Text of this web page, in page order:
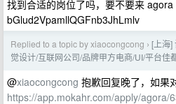
找到合适的岗位了吗，要不要来
bGlud2VpamllQGFnb3JhLmlv
Replied to a topic by xiaocongcong › [上海]
觉设计/互联网公司/品牌甲方电商/UI/平台佳
@xiaocongcong 抱歉回复晚了，如果
https://app.mokahr.com/apply/agora/